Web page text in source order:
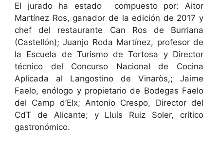
El jurado ha estado compuesto por: Aitor
Martínez Ros, ganador de la edición de 2017 y
chef del restaurante Can Ros de Burriana
(Castellón); Juanjo Roda Martínez, profesor de
la Escuela de Turismo de Tortosa y Director
técnico del Concurso Nacional de Cocina
Aplicada al Langostino de Vinaròs,; Jaime
Faelo, enólogo y propietario de Bodegas Faelo
del Camp d’Elx; Antonio Crespo, Director del
CdT de Alicante; y Lluís Ruiz Soler, crítico
gastronómico.